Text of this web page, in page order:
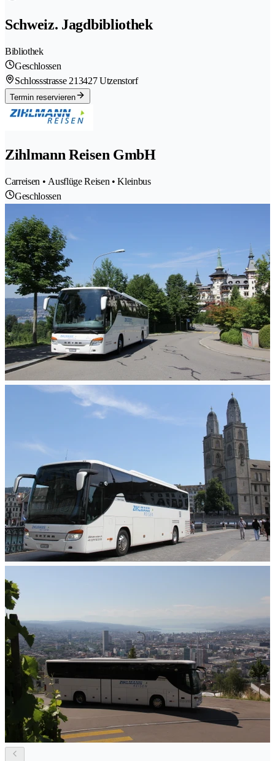
Schweiz. Jagdbibliothek
Bibliothek
Geschlossen
Schlossstrasse 213427 Utzenstorf
Termin reservieren
Zihlmann Reisen GmbH
Carreisen • Ausflüge Reisen • Kleinbus
Geschlossen